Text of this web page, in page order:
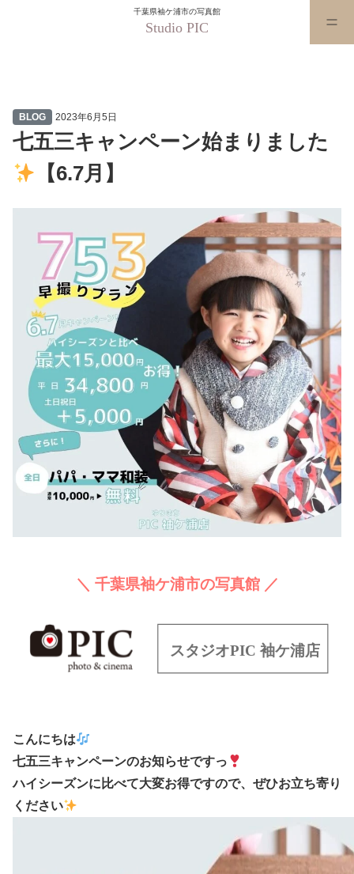
千葉県袖ケ浦市の写真館
Studio PIC
BLOG 2023年6月5日
七五三キャンペーン始まりました
【6.7月】
＼ 千葉県袖ケ浦市の写真館 ／
こんにちは
七五三キャンペーンのお知らせですっ
ハイシーズンに比べて大変お得ですので、ぜひお立ち寄り
ください